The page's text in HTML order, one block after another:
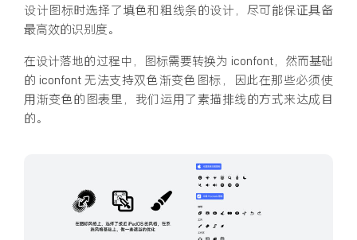
设计图标时选择了填色和粗线条的设计，尽可能保证具备
最高效的识别度。
在设计落地的过程中，图标需要转换为 iconfont，然而基础
的 iconfont 无法支持双色渐变色图标，因此在那些必须使
用渐变色的图表里，我们运用了素描排线的方式来达成目
的。